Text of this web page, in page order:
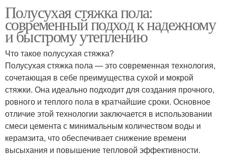
Полусухая стяжка пола:
современный подход к надежному
и быстрому утеплению
Что такое полусухая стяжка?
Полусухая стяжка пола — это современная технология,
сочетающая в себе преимущества сухой и мокрой
стяжки. Она идеально подходит для создания прочного,
ровного и теплого пола в кратчайшие сроки. Основное
отличие этой технологии заключается в использовании
смеси цемента с минимальным количеством воды и
керамзита, что обеспечивает снижение времени
высыхания и повышение тепловой эффективности.